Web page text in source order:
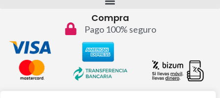
Compra
Pago 100% seguro